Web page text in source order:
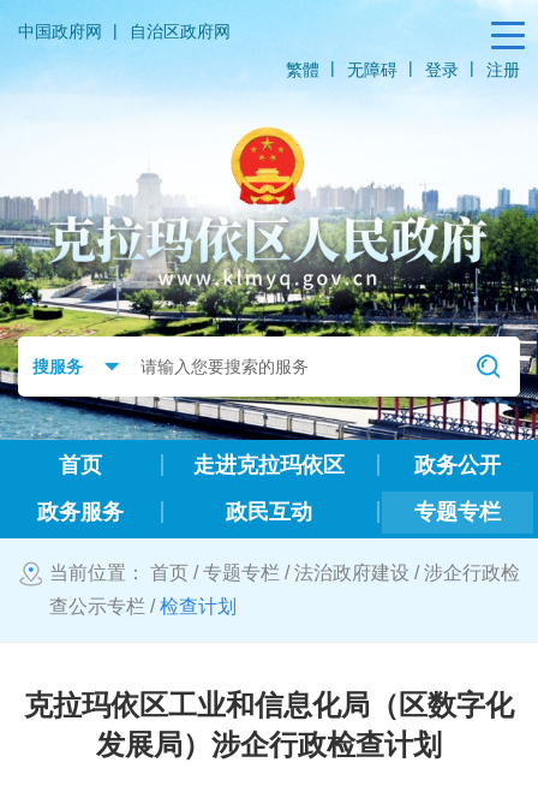
中国政府网 |
自治区政府网
繁體
| 无障碍 | 登录 | 注册
首页 走进克拉玛依区
政务公开
政务服务
政民互动 专题专栏
当前位置： 首页 /专题专栏 /法治政府建设 /涉企行政检
查公示专栏 /检查计划
克拉玛依区工业和信息化局（区数字化
发展局）涉企行政检查计划